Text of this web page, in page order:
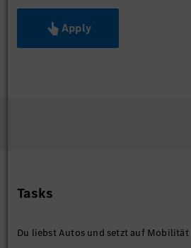
Apply
Tasks
Du liebst Autos und setzt auf Mobilität